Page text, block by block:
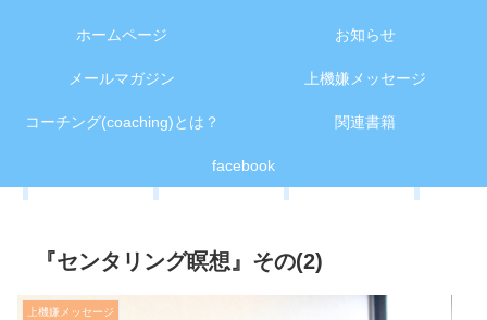
ホームページ お知らせ
メールマガジン 上機嫌メッセージ
コーチング(coaching)とは？ 関連書籍
facebook
『センタリング瞑想』その(2)
上機嫌メッセージ